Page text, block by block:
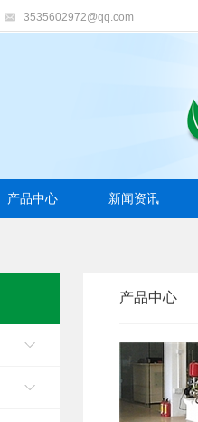
3535602972@qq.com
产品中心 新闻资讯
产品中心